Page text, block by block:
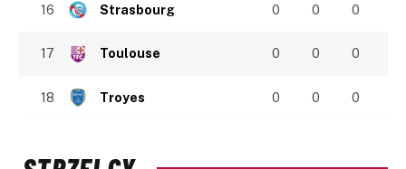
16 Strasbourg 0 0 0
17 Toulouse 0 0 0
18 Troyes 0 0 0